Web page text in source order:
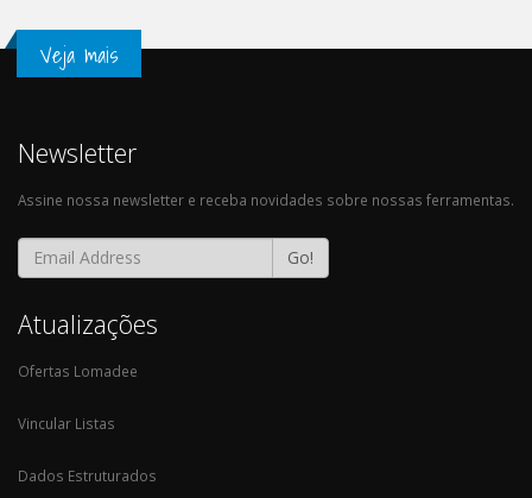
Veja mais
Newsletter
Assine nossa newsletter e receba novidades sobre nossas ferramentas.
Go!
Atualizações
Ofertas Lomadee
Vincular Listas
Dados Estruturados